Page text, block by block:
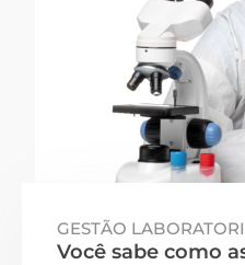
GESTÃO
Você sabe como